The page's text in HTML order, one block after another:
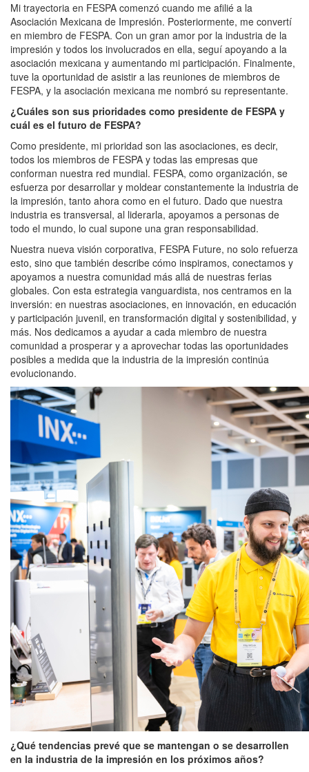
Mi trayectoria en FESPA comenzó cuando me afilié a la
Asociación Mexicana de Impresión. Posteriormente, me convertí
en miembro de FESPA. Con un gran amor por la industria de la
impresión y todos los involucrados en ella, seguí apoyando a la
asociación mexicana y aumentando mi participación. Finalmente,
tuve la oportunidad de asistir a las reuniones de miembros de
FESPA, y la asociación mexicana me nombró su representante.
¿Cuáles son sus prioridades como presidente de FESPA y
cuál es el futuro de FESPA?
Como presidente, mi prioridad son las asociaciones, es decir,
todos los miembros de FESPA y todas las empresas que
conforman nuestra red mundial. FESPA, como organización, se
esfuerza por desarrollar y moldear constantemente la industria de
la impresión, tanto ahora como en el futuro. Dado que nuestra
industria es transversal, al liderarla, apoyamos a personas de
todo el mundo, lo cual supone una gran responsabilidad.
Nuestra nueva visión corporativa, FESPA Future, no solo refuerza
esto, sino que también describe cómo inspiramos, conectamos y
apoyamos a nuestra comunidad más allá de nuestras ferias
globales. Con esta estrategia vanguardista, nos centramos en la
inversión: en nuestras asociaciones, en innovación, en educación
y participación juvenil, en transformación digital y sostenibilidad, y
más. Nos dedicamos a ayudar a cada miembro de nuestra
comunidad a prosperar y a aprovechar todas las oportunidades
posibles a medida que la industria de la impresión continúa
evolucionando.
¿Qué tendencias prevé que se mantengan o se desarrollen
en la industria de la impresión en los próximos años?